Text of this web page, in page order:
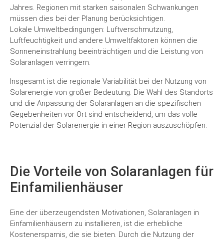
Jahres. Regionen mit starken saisonalen Schwankungen
müssen dies bei der Planung berücksichtigen.
Lokale Umweltbedingungen: Luftverschmutzung,
Luftfeuchtigkeit und andere Umweltfaktoren können die
Sonneneinstrahlung beeinträchtigen und die Leistung von
Solaranlagen verringern.
Insgesamt ist die regionale Variabilität bei der Nutzung von
Solarenergie von großer Bedeutung. Die Wahl des Standorts
und die Anpassung der Solaranlagen an die spezifischen
Gegebenheiten vor Ort sind entscheidend, um das volle
Potenzial der Solarenergie in einer Region auszuschöpfen.
Die Vorteile von Solaranlagen für
Einfamilienhäuser
Eine der überzeugendsten Motivationen, Solaranlagen in
Einfamilienhäusern zu installieren, ist die erhebliche
Kostenersparnis, die sie bieten. Durch die Nutzung der